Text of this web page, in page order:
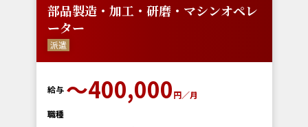
部品製造・加工・研磨・マシンオペレ
ーター
派遣
給与 〜400,000円／月
職種